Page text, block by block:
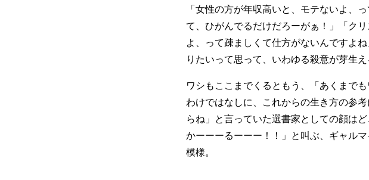
「女性の方が年収高いと、モテないよ、
て、ひがんでるだけだろーがぁ！」「ク
よ、って疎ましくて仕方がないんですよ
りたいって思って、いわゆる殺意が芽生
ワシもここまでくるともう、「あくまで
わけではなしに、これからの生き方の参
らね」と言っていた選書家としての顔は
かーーーるーーー！！」と叫ぶ、ギャル
模様。